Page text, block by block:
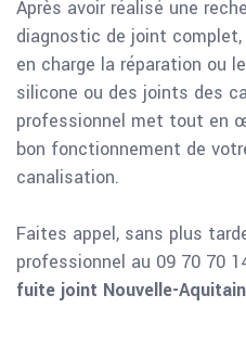
Après avoir réalisé une
diagnostic de joint
en charge la réparation ou
silicone ou des joints des
professionnel met tout en
bon fonctionnement de
canalisation.
Faites appel, sans plus
professionnel au 09 70 70
fuite joint Nouvelle-